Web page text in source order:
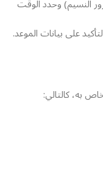
النسيم) وحدد الوقت
على بيانات الموعد.
به، كالتالي: